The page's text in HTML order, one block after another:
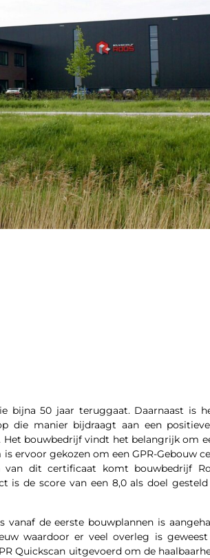
bijna 50 jaar teruggaat. Daarnaast is
die manier bijdraagt aan een
bouwbedrijf vindt het belangrijk om
ervoor gekozen om een GPR-Gebouw
van dit certificaat komt bouwbedrijf
is de score van een 8,0 als doel
vanaf de eerste bouwplannen is
waardoor er veel overleg is
Quickscan uitgevoerd om de